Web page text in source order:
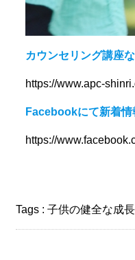
カウンセリング講座
https://www.apc-
Facebookにて新着情
https://
Tags : 子供の健全な成長